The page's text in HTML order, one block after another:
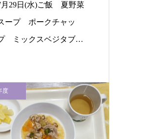
月29日(水)ご飯 夏野菜
ープ ポークチャッ
ミックスベジタブル
度